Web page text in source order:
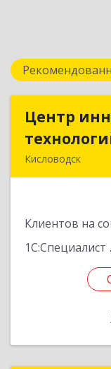
Центр
Кисловодск
Клиентов на
1С:Специалист